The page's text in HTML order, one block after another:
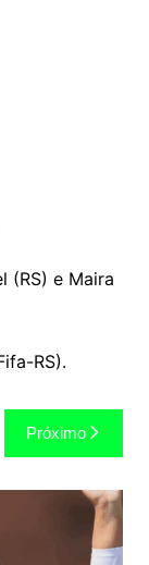
(RS) e Maira
RS).
Próximo